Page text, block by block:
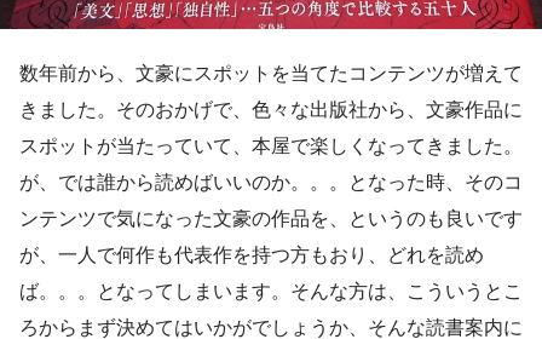
数年前から、文豪にスポットを当てたコンテンツが増えて
きました。そのおかげで、色々な出版社から、文豪作品に
スポットが当たっていて、本屋で楽しくなってきました。
が、では誰から読めばいいのか。。。となった時、そのコ
ンテンツで気になった文豪の作品を、というのも良いです
が、一人で何作も代表作を持つ方もおり、どれを読め
ば。。。となってしまいます。そんな方は、こういうとこ
ろからまず決めてはいかがでしょうか、そんな読書案内に